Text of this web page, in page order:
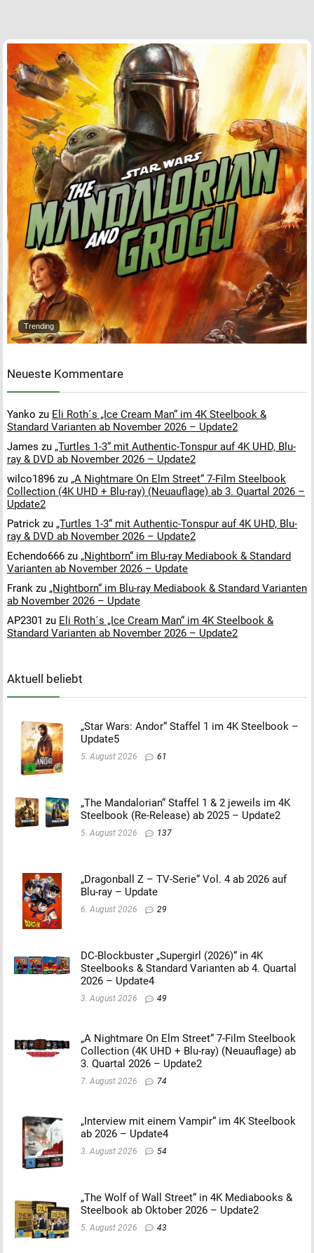
Trending
Neueste Kommentare
Yanko zu Eli Roth´s „Ice Cream Man“ im 4K Steelbook &
Standard Varianten ab November 2026 – Update2
James zu „Turtles 1-3“ mit Authentic-Tonspur auf 4K UHD, Blu-
ray & DVD ab November 2026 – Update2
wilco1896 zu „A Nightmare On Elm Street“ 7-Film Steelbook
Collection (4K UHD + Blu-ray) (Neuauflage) ab 3. Quartal 2026 –
Update2
Patrick zu „Turtles 1-3“ mit Authentic-Tonspur auf 4K UHD, Blu-
ray & DVD ab November 2026 – Update2
Echendo666 zu „Nightborn“ im Blu-ray Mediabook & Standard
Varianten ab November 2026 – Update
Frank zu „Nightborn“ im Blu-ray Mediabook & Standard Varianten
ab November 2026 – Update
AP2301 zu Eli Roth´s „Ice Cream Man“ im 4K Steelbook &
Standard Varianten ab November 2026 – Update2
Aktuell beliebt
„Star Wars: Andor“ Staffel 1 im 4K Steelbook –
Update5
5. August 2026 61
„The Mandalorian“ Staffel 1 & 2 jeweils im 4K
Steelbook (Re-Release) ab 2025 – Update2
5. August 2026 137
„Dragonball Z – TV-Serie“ Vol. 4 ab 2026 auf
Blu-ray – Update
6. August 2026 29
DC-Blockbuster „Supergirl (2026)“ in 4K
Steelbooks & Standard Varianten ab 4. Quartal
2026 – Update4
3. August 2026 49
„A Nightmare On Elm Street“ 7-Film Steelbook
Collection (4K UHD + Blu-ray) (Neuauflage) ab
3. Quartal 2026 – Update2
7. August 2026 74
„Interview mit einem Vampir“ im 4K Steelbook
ab 2026 – Update4
3. August 2026 54
„The Wolf of Wall Street“ in 4K Mediabooks &
Steelbook ab Oktober 2026 – Update2
5. August 2026 43